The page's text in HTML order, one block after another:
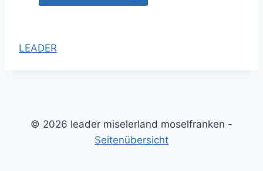
r
t
LEADER
© 2026 leader miselerland moselfranken -
Seitenübersicht